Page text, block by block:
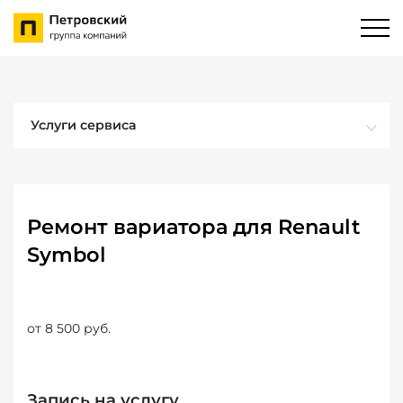
Услуги сервиса
Ремонт вариатора для Renault
Symbol
от 8 500 руб.